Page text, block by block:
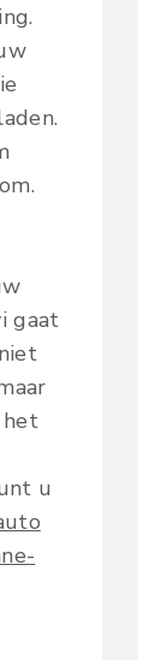
gaat
u